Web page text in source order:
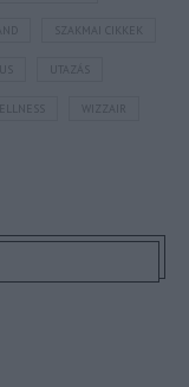
UTAZÁS